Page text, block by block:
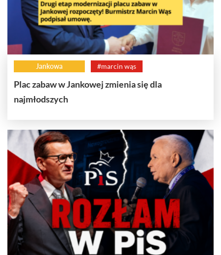
Jankowa #marcin wąs
Plac zabaw w Jankowej zmienia się dla
najmłodszych